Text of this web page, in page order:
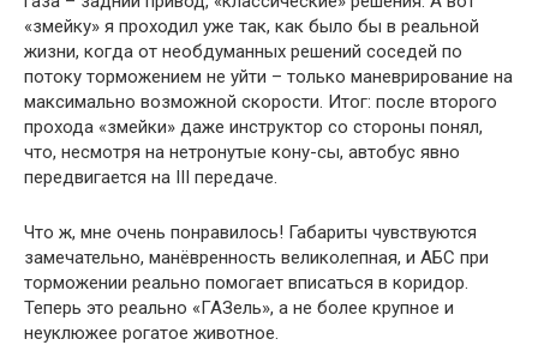
«змейку» я проходил уже так, как было бы в реальной
жизни, когда от необдуманных решений соседей по
потоку торможением не уйти – только маневрирование на
максимально возможной скорости. Итог: после второго
прохода «змейки» даже инструктор со стороны понял,
что, несмотря на нетронутые кону-сы, автобус явно
передвигается на III передаче.
Что ж, мне очень понравилось! Габариты чувствуются
замечательно, манёвренность великолепная, и АБС при
торможении реально помогает вписаться в коридор.
Теперь это реально «ГАЗель», а не более крупное и
неуклюжее рогатое животное.